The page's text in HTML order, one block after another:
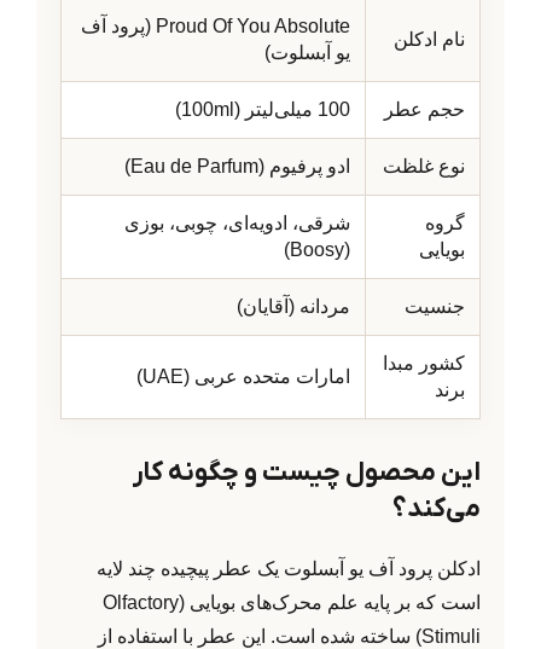
نام ادکلن
Proud Of You Absolute (پرود آف
یو آبسلوت)
حجم عطر 100 میلی‌لیتر (100ml)
نوع غلظت ادو پرفیوم (Eau de Parfum)
گروه
بویایی
شرقی، ادویه‌ای، چوبی، بوزی
(Boosy)
جنسیت مردانه (آقایان)
کشور مبدا
برند
امارات متحده عربی (UAE)
این محصول چیست و چگونه کار
می‌کند؟
ادکلن پرود آف یو آبسلوت یک عطر پیچیده چند لایه
است که بر پایه علم محرک‌های بویایی (Olfactory
Stimuli) ساخته شده است. این عطر با استفاده از